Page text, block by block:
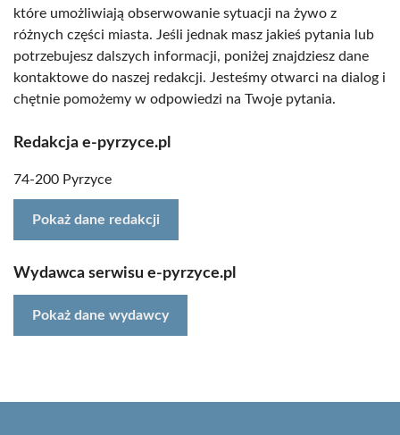
które umożliwiają obserwowanie sytuacji na żywo z
różnych części miasta. Jeśli jednak masz jakieś pytania lub
potrzebujesz dalszych informacji, poniżej znajdziesz dane
kontaktowe do naszej redakcji. Jesteśmy otwarci na dialog i
chętnie pomożemy w odpowiedzi na Twoje pytania.
Redakcja e-pyrzyce.pl
74-200 Pyrzyce
Pokaż dane redakcji
Wydawca serwisu e-pyrzyce.pl
Pokaż dane wydawcy